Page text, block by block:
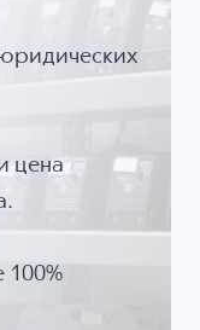
юридических
цена
100%